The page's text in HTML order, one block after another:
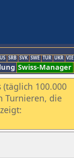
SRB SVK SWE TUR UKR VIE
Swiss-Manager
100.000
Turnieren, die